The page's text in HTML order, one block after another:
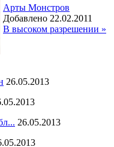
Арты Монстров
Добавлено 22.02.2011
В высоком разрешении »
26.05.2013
26.05.2013